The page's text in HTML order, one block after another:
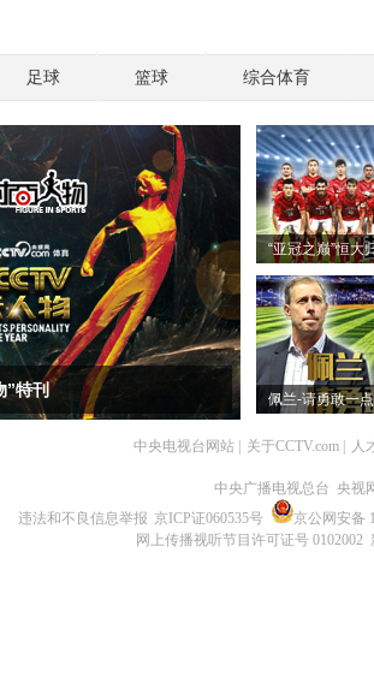
足球 篮球 综合体育
”特刊
“亚冠之巅”恒大
佩兰-请勇敢一点
中央电视台网站 关于CCTV.com 人
中央广播电视总台 央视
违法和不良信息举报 京ICP证060535号
京公网安备
网上传播视听节目许可证号 0102002